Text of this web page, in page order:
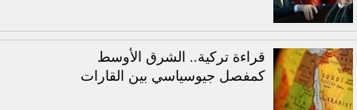
قراءة تركية.. الشرق الأوسط
كمفصل جيوسياسي بين القارات